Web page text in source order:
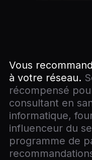
Vous
à votre réseau.
récompensé
consultant en
informatique,
influenceur du
programme de